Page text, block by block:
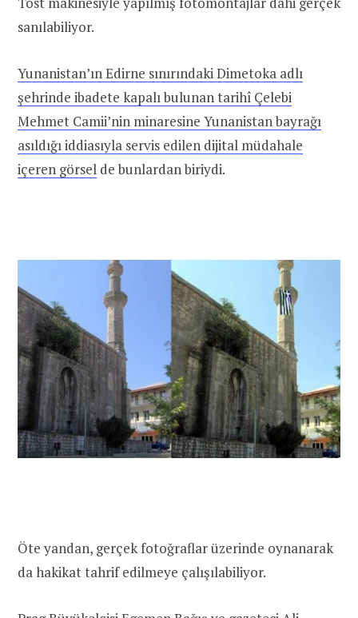
sanılabiliyor.
Yunanistan’ın Edirne sınırındaki Dimetoka adlı
şehrinde ibadete kapalı bulunan tarihî Çelebi
Mehmet Camii’nin minaresine Yunanistan bayrağı
asıldığı iddiasıyla servis edilen dijital müdahale
içeren görsel de bunlardan biriydi.
Öte yandan, gerçek fotoğraflar üzerinde oynanarak
da hakikat tahrif edilmeye çalışılabiliyor.